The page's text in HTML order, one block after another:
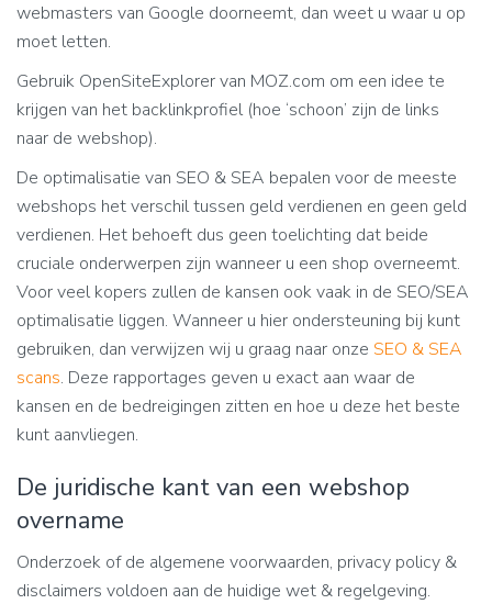
webmasters van Google doorneemt, dan weet u waar u op
moet letten.
Gebruik OpenSiteExplorer van MOZ.com om een idee te
krijgen van het backlinkprofiel (hoe ‘schoon’ zijn de links
naar de webshop).
De optimalisatie van SEO & SEA bepalen voor de meeste
webshops het verschil tussen geld verdienen en geen geld
verdienen. Het behoeft dus geen toelichting dat beide
cruciale onderwerpen zijn wanneer u een shop overneemt.
Voor veel kopers zullen de kansen ook vaak in de SEO/SEA
optimalisatie liggen. Wanneer u hier ondersteuning bij kunt
gebruiken, dan verwijzen wij u graag naar onze SEO & SEA
scans. Deze rapportages geven u exact aan waar de
kansen en de bedreigingen zitten en hoe u deze het beste
kunt aanvliegen.
De juridische kant van een webshop
overname
Onderzoek of de algemene voorwaarden, privacy policy &
disclaimers voldoen aan de huidige wet & regelgeving.